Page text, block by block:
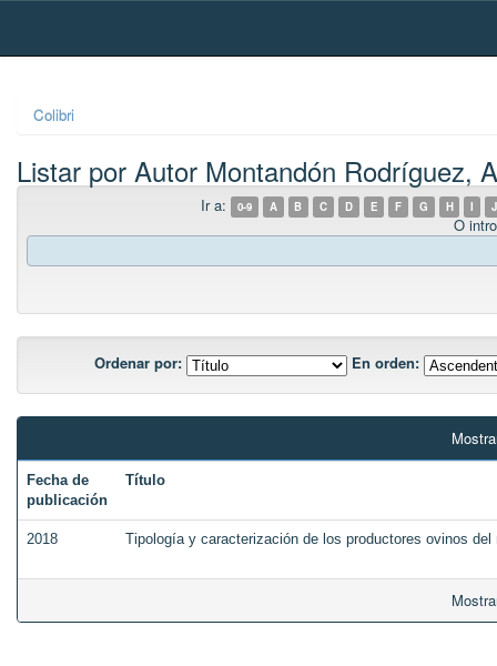
Skip
Colibri
Listar por Autor Montandón Rodríguez,
Ir a: 0-9 A B C D E F G H I J
O
Ordenar por: En orden:
Fecha de
publicación
Título
2018 Tipología y caracterización de los productores ovinos del